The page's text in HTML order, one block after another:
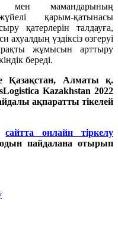
мен мамандарының
қарым-қатынасы
қатерлерін талдауға,
ахуалдың үздіксіз өзгеруі
жұмысын арттыру
береді.
Қазақстан, Алматы қ.
Kazakhstan 2022
ақпаратты тікелей
сайтта онлайн тіркелу
пайдалана отырып